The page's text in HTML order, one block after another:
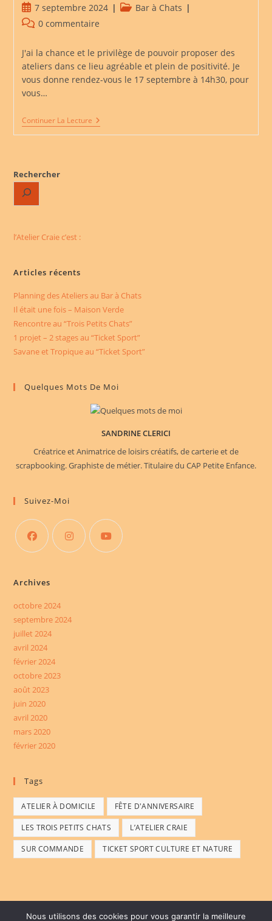
Publication
publiée :
7 septembre 2024
PostBar à Chats
Commentaires
la
publication :
0 commentaire
J'ai la chance et le privilège de pouvoir proposer des
ateliers dans ce lieu agréable et plein de positivité. Je
vous donne rendez-vous le 17 septembre à 14h30, pour
vous…
Continuer La LectureRencontre
Au
Rechercher
l’Atelier Craie c’est :
Articles récents
Planning des Ateliers au Bar à Chats
Il était une fois – Maison Verde
Rencontre au “Trois Petits Chats”
1 projet – 2 stages au “Ticket Sport”
Savane et Tropique au “Ticket Sport”
Quelques Mots De Moi
SANDRINE CLERICI
Créatrice et Animatrice de loisirs créatifs, de carterie et de
scrapbooking. Graphiste de métier. Titulaire du CAP Petite Enfance.
Suivez-Moi
nouvel
onglet
nouvel
onglet
Archives
octobre 2024
septembre 2024
juillet 2024
avril 2024
février 2024
octobre 2023
août 2023
juin 2020
avril 2020
mars 2020
février 2020
Tags
ATELIER À DOMICILE FÊTE D'ANNIVERSAIRE
LES TROIS PETITS CHATS L’ATELIER CRAIE
SUR COMMANDE TICKET SPORT CULTURE ET NATURE
Nous utilisons des cookies pour vous garantir la meilleure